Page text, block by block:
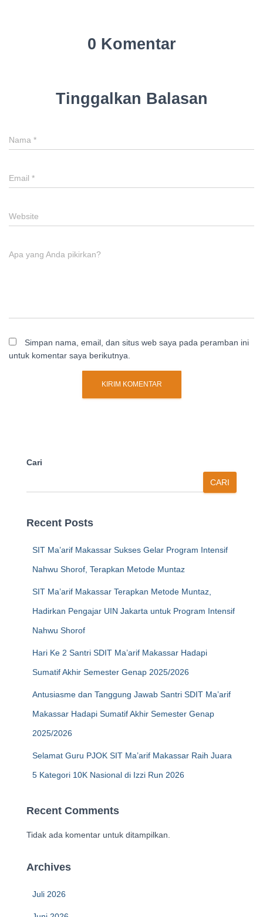
0 Komentar
Tinggalkan Balasan
Nama *
Email *
Website
Apa yang Anda pikirkan?
Simpan nama, email, dan situs web saya pada peramban ini
untuk komentar saya berikutnya.
Cari
CARI
Recent Posts
SIT Ma’arif Makassar Sukses Gelar Program Intensif
Nahwu Shorof, Terapkan Metode Muntaz
SIT Ma’arif Makassar Terapkan Metode Muntaz,
Hadirkan Pengajar UIN Jakarta untuk Program Intensif
Nahwu Shorof
Hari Ke 2 Santri SDIT Ma’arif Makassar Hadapi
Sumatif Akhir Semester Genap 2025/2026
Antusiasme dan Tanggung Jawab Santri SDIT Ma’arif
Makassar Hadapi Sumatif Akhir Semester Genap
2025/2026
Selamat Guru PJOK SIT Ma’arif Makassar Raih Juara
5 Kategori 10K Nasional di Izzi Run 2026
Recent Comments
Tidak ada komentar untuk ditampilkan.
Archives
Juli 2026